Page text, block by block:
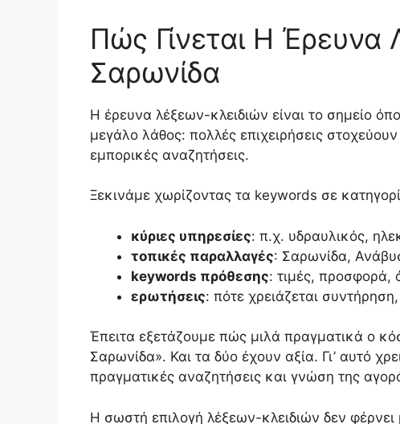
Πώς Γίνεται Η Έρευνα
Σαρωνίδα
Η έρευνα λέξεων-κλειδιών είναι το σημείο
μεγάλο λάθος: πολλές επιχειρήσεις
εμπορικές αναζητήσεις.
Ξεκινάμε χωρίζοντας τα keywords σε
κύριες υπηρεσίες: π.χ. υδραυλικός,
τοπικές παραλλαγές: Σαρωνίδα,
keywords πρόθεσης: τιμές, προσφορά,
ερωτήσεις: πότε χρειάζεται
Έπειτα εξετάζουμε πώς μιλά πραγματικά ο
Σαρωνίδα». Και τα δύο έχουν αξία. Γι’ αυτό
πραγματικές αναζητήσεις και γνώση της
Η σωστή επιλογή λέξεων-κλειδιών δεν